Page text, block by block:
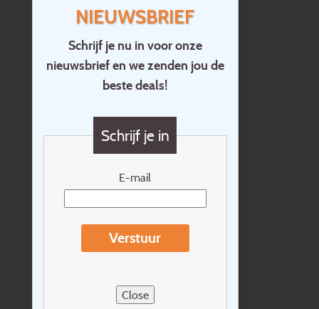
NIEUWSBRIEF
Schrijf je nu in voor onze
nieuwsbrief en we zenden jou de
beste deals!
Schrijf je in
E-mail
Verstuur
Close
Home
Contact
Vragen?
Cadeaubon
Nieuwsbrief
Reisvoorwaarden
Sitemap